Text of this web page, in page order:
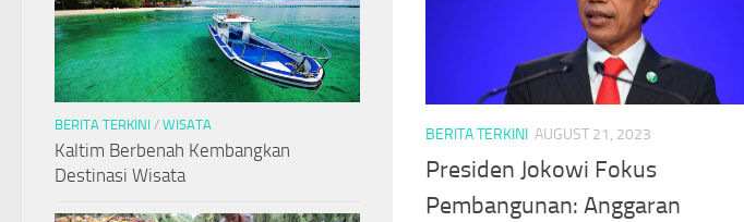
BERITA TERKINI AUGUST 21, 2023
Presiden Jokowi Fokus
Pembangunan: Anggaran
BERITA TERKINI / WISATA
Kaltim Berbenah Kembangkan
Destinasi Wisata